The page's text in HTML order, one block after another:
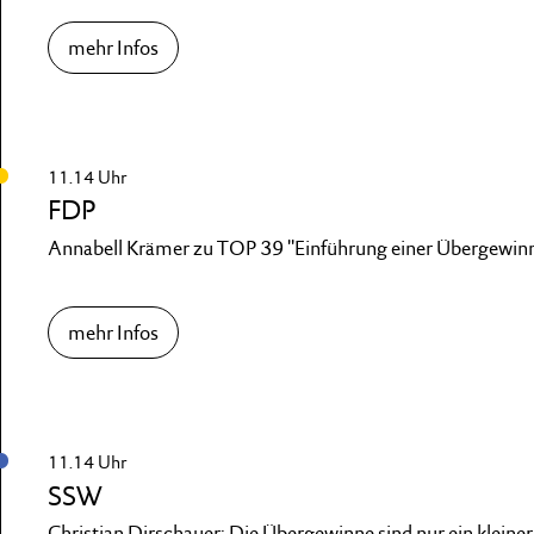
mehr Infos
11.14 Uhr
FDP
Annabell Krämer zu TOP 39 "Einführung einer
mehr Infos
11.14 Uhr
SSW